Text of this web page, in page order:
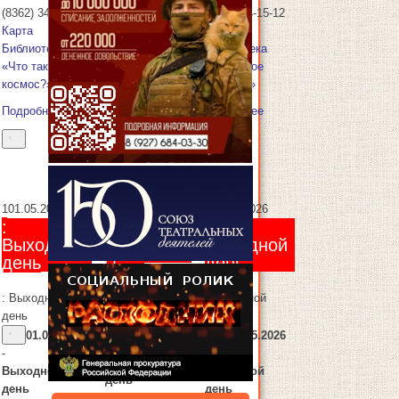
(8362) 34-15-12
Карта
Библиотека
«Что такое
космос?»
Подробнее
(8362) 34-15-12
Карта
Библиотека
«Что такое
космос?»
Подробнее
101.05.2026
:
Выходной
день
: Выходной
день
01.05.2026
-
Выходной
день
02.05.2026
:
Выходной
день
: Выходной
день
01.05.2026
Выходной
день
03.05.2026
:
Выходной
день
: Выходной
день
01.05.2026
Выходной
день